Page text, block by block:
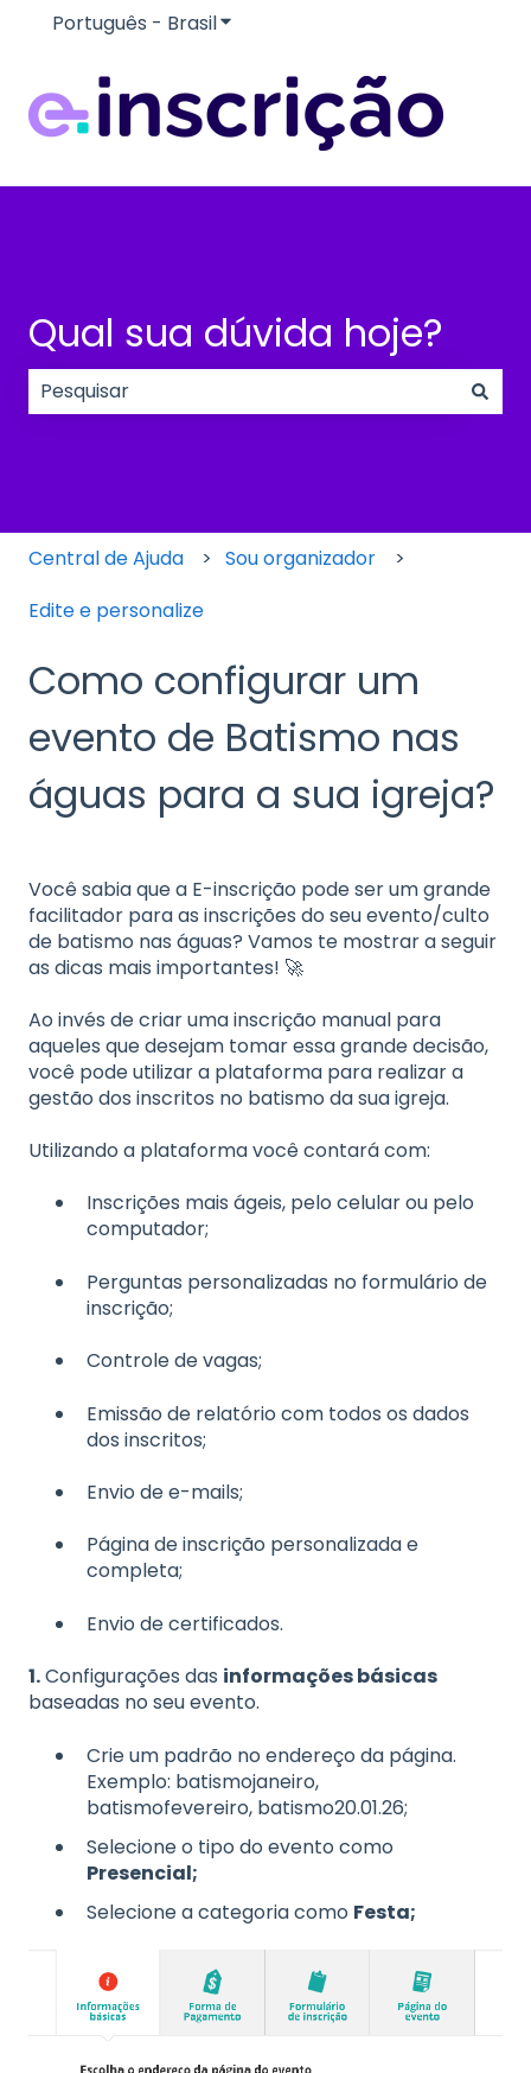
Português - BrasilMostrar submenu para traduções
Qual sua dúvida hoje?
Central de Ajuda
Sou organizador
Edite e personalize
Como configurar um
evento de Batismo nas
águas para a sua igreja?
Você sabia que a E-inscrição pode ser um grande
facilitador para as inscrições do seu evento/culto
de batismo nas águas? Vamos te mostrar a seguir
as dicas mais importantes! 🚀
Ao invés de criar uma inscrição manual para
aqueles que desejam tomar essa grande decisão,
você pode utilizar a plataforma para realizar a
gestão dos inscritos no batismo da sua igreja.
Utilizando a plataforma você contará com:
Inscrições mais ágeis, pelo celular ou pelo
computador;
Perguntas personalizadas no formulário de
inscrição;
Controle de vagas;
Emissão de relatório com todos os dados
dos inscritos;
Envio de e-mails;
Página de inscrição personalizada e
completa;
Envio de certificados.
1.Configurações das informações básicas
baseadas no seu evento.
Crie um padrão no endereço da página.
Exemplo: batismojaneiro,
batismofevereiro, batismo20.01.26;
Selecione o tipo do evento como
Presencial;
Selecione a categoria como Festa;